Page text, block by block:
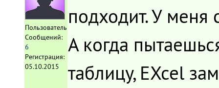
Пользователь
Сообщений:
6
Регистрация:
05.10.2015
подходит. У
А когда
таблицу, EXcel